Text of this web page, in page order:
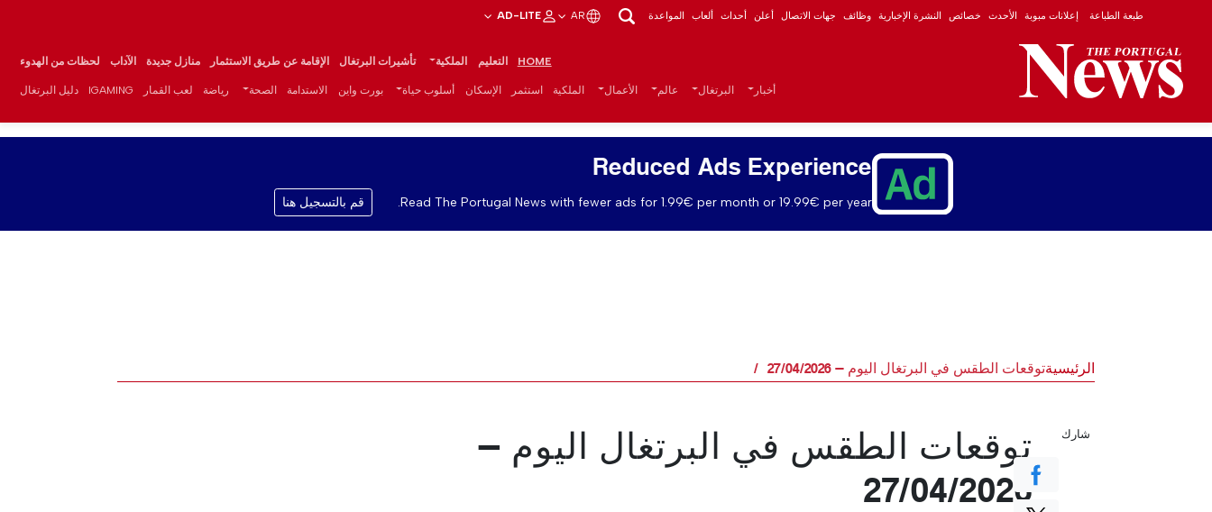
طبعة الطباعة إعلانات مبوبة الأحدث خصائص النشرة الإخبارية وظائف جهات الاتصال أعلن أحداث ألعاب المواعدة AR
AD-LITE
HOME التعليم الملكية تأشيرات البرتغال الإقامة عن طريق الاستثمار منازل جديدة الآداب لحظات من الهدوء
أخبار البرتغال عالم الأعمال الملكية استثمر الإسكان أسلوب حياة بورت واين الاستدامة الصحة رياضة لعب القمار IGAMING دليل البرتغال
Reduced Ads Experience
Read The Portugal News with fewer ads for 1.99€ per month or 19.99€ per year. قم بالتسجيل هنا
الرئيسيةتوقعات الطقس في البرتغال اليوم — 27/04/2026
توقعات الطقس في البرتغال اليوم —
27/04/2026
شارك